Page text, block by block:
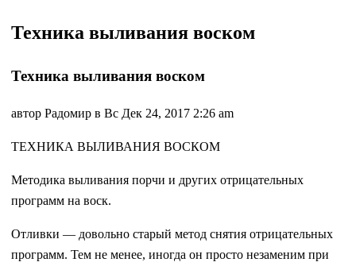
Техника выливания воском
Техника выливания воском
автор Радомир в Вс Дек 24, 2017 2:26 am
ТЕХНИКА ВЫЛИВАНИЯ ВОСКОМ
Методика выливания порчи и других отрицательных
программ на воск.
Отливки — довольно старый метод снятия отрицательных
программ. Тем не менее, иногда он просто незаменим при